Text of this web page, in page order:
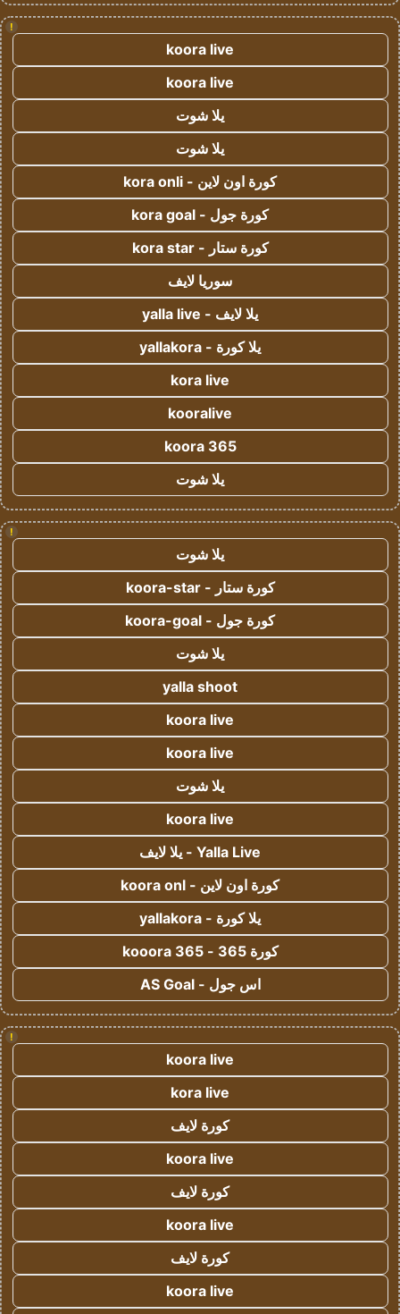
!
koora live
koora live
يلا شوت
يلا شوت
كورة اون لاين - kora onli
كورة جول - kora goal
كورة ستار - kora star
سوريا لايف
يلا لايف - yalla live
يلا كورة - yallakora
kora live
kooralive
koora 365
يلا شوت
!
يلا شوت
كورة ستار - koora-star
كورة جول - koora-goal
يلا شوت
yalla shoot
koora live
koora live
يلا شوت
koora live
Yalla Live - يلا لايف
كورة اون لاين - koora onl
يلا كورة - yallakora
كورة 365 - kooora 365
اس جول - AS Goal
!
koora live
kora live
كورة لايف
koora live
كورة لايف
koora live
كورة لايف
koora live